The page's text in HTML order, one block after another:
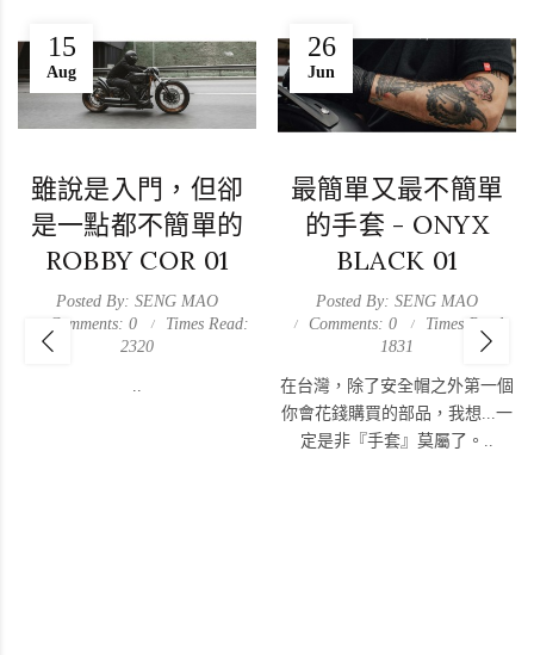
15
Aug
雖說是入門，但卻
是一點都不簡單的
ROBBY COR 01
Posted By: SENG MAO
Comments: 0
Times Read:
2320
26
Jun
最簡單又最不簡單
的手套 - ONYX
BLACK 01
Posted By: SENG MAO
Comments: 0
Times Read:
1831
在台灣，除了安全帽之外第一個
你會花錢購買的部品，我想...一
定是非『手套』莫屬了。..